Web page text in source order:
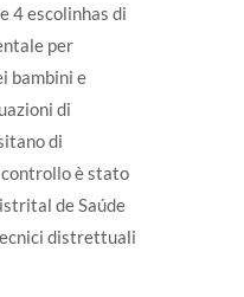
4 escolinhas di
per
bambini e
di
di
è stato
de Saúde
distrettuali